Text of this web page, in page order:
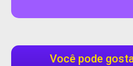
Você pode